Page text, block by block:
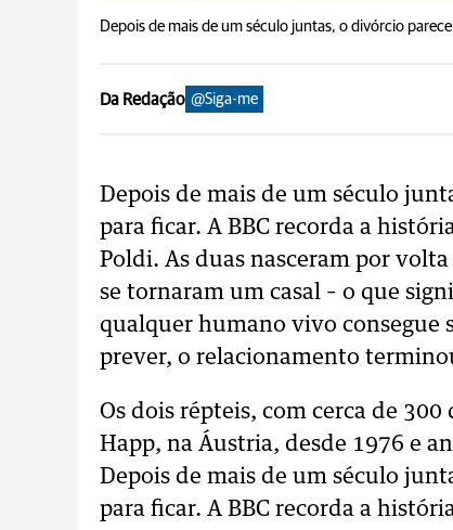
Depois de mais de um século juntas, o divórcio
Da Redação @Siga-me
Depois de mais de um século
para ficar. A BBC recorda a
Poldi. As duas nasceram por
se tornaram um casal – o que
qualquer humano vivo consegue
prever, o relacionamento
Os dois répteis, com cerca de
Happ, na Áustria, desde 1976 e
Depois de mais de um século
para ficar. A BBC recorda a